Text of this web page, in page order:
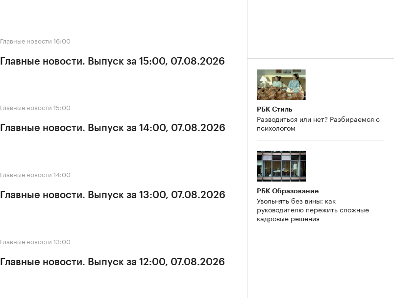
Главные новости 16:00
Главные новости. Выпуск за 15:00, 07.08.2026
Главные новости 15:00
Главные новости. Выпуск за 14:00, 07.08.2026
Главные новости 14:00
Главные новости. Выпуск за 13:00, 07.08.2026
Главные новости 13:00
Главные новости. Выпуск за 12:00, 07.08.2026
РБК Стиль
Разводиться или нет? Разбираемся с
психологом
РБК Образование
Увольнять без вины: как
руководителю пережить сложные
кадровые решения